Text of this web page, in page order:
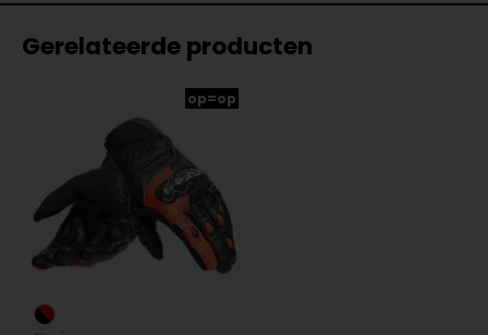
Gerelateerde producten
op=op